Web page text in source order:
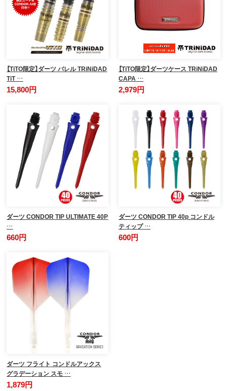
【TiTO限定】ダーツ バレル TRiNiDAD
TiT …
15,800円
【TiTO限定】ダーツケース TRiNiDAD
CAPA …
2,979円
ダーツ CONDOR TIP ULTIMATE 40P
…
660円
ダーツ CONDOR TIP 40p コンドル
ティップ …
600円
ダーツ フライト コンドルアックス
グラデーション スモ …
1,879円